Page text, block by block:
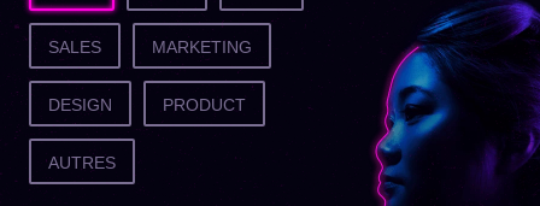
SALES MARKETING
DESIGN PRODUCT
AUTRES